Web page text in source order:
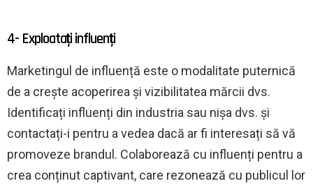
4- Exploatați influenți
Marketingul de influență este o modalitate puternică
de a crește acoperirea și vizibilitatea mărcii dvs.
Identificați influenți din industria sau nișa dvs. și
contactați-i pentru a vedea dacă ar fi interesați să vă
promoveze brandul. Colaborează cu influenți pentru a
crea conținut captivant, care rezonează cu publicul lor